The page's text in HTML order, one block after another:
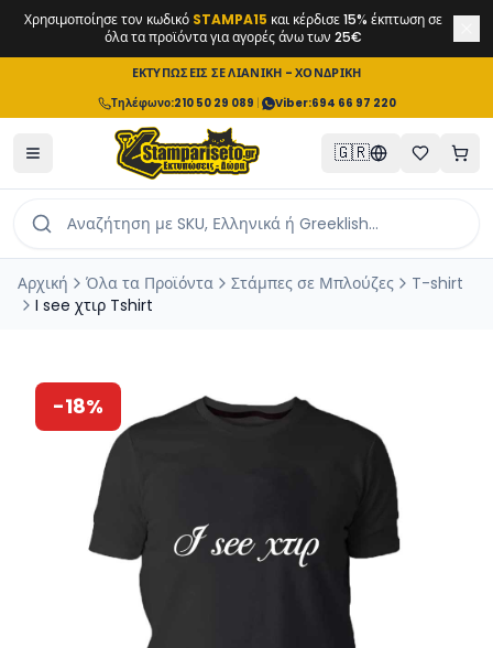
Χρησιμοποίησε τον κωδικό STAMPA15 και κέρδισε 15% έκπτωση σε
όλα τα προϊόντα για αγορές άνω των 25€
ΕΚΤΥΠΩΣΕΙΣ ΣΕ ΛΙΑΝΙΚΗ - ΧΟΝΔΡΙΚΗ
Τηλέφωνο:210 50 29 089 | Viber:694 66 97 220
🇬🇷
Αρχική Όλα τα Προϊόντα Στάμπες σε Μπλούζες
T-shirt
I see χτιρ Tshirt
-18%